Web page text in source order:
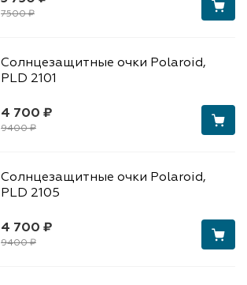
7500 ₽
4 700 ₽
9400 ₽
Солнцезащитные очки Polaroid,
PLD 2101
4 700 ₽
9400 ₽
Солнцезащитные очки Polaroid,
PLD 2105